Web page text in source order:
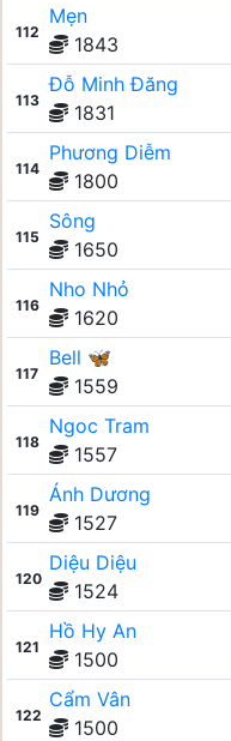
112
Mẹn
1843
113
Đỗ Minh Đăng
1831
114
Phương Diễm
1800
115
Sông
1650
116
Nho Nhỏ
1620
117
Bell 🦋
1559
118
Ngoc Tram
1557
119
Ánh Dương
1527
120
Diệu Diệu
1524
121
Hồ Hy An
1500
122
Cẩm Vân
1500